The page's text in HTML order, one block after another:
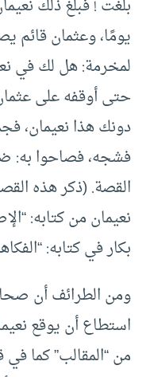
بلغت ! فبلغ ذلك
يومًا، وعثمان قائم
لمخرمة: هل لك في
حتى أوقفه على
دونك هذا نعيمان،
فشجه، فصاحوا به:
القصة. (ذكر هذه
نعيمان من كتابه:
بكار في كتابه:
ومن الطرائف أن
استطاع أن يوقع
من “المقالب” كما